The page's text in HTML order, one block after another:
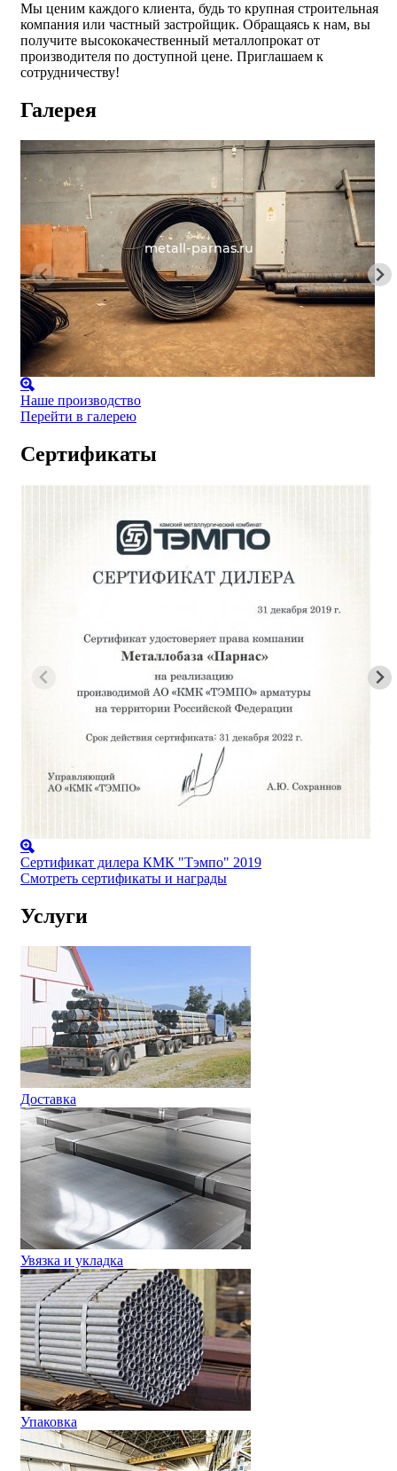
Мы ценим каждого клиента, будь то крупная строительная
компания или частный застройщик. Обращаясь к нам, вы
получите высококачественный металлопрокат от
производителя по доступной цене. Приглашаем к
сотрудничеству!
Галерея
Наше производство
Перейти в галерею
Сертификаты
Сертификат дилера КМК "Тэмпо" 2019
Смотреть сертификаты и награды
Услуги
Доставка
Увязка и укладка
Упаковка